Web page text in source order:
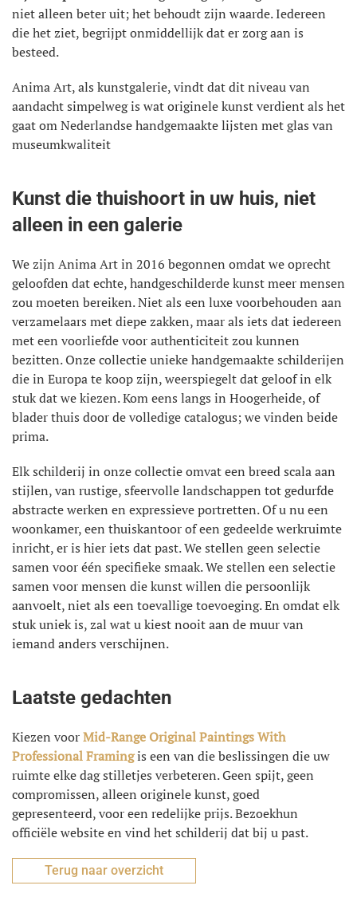
niet alleen beter uit; het behoudt zijn waarde. Iedereen
die het ziet, begrijpt onmiddellijk dat er zorg aan is
besteed.
Anima Art, als kunstgalerie, vindt dat dit niveau van
aandacht simpelweg is wat originele kunst verdient als het
gaat om Nederlandse handgemaakte lijsten met glas van
museumkwaliteit
Kunst die thuishoort in uw huis, niet
alleen in een galerie
We zijn Anima Art in 2016 begonnen omdat we oprecht
geloofden dat echte, handgeschilderde kunst meer mensen
zou moeten bereiken. Niet als een luxe voorbehouden aan
verzamelaars met diepe zakken, maar als iets dat iedereen
met een voorliefde voor authenticiteit zou kunnen
bezitten. Onze collectie unieke handgemaakte schilderijen
die in Europa te koop zijn, weerspiegelt dat geloof in elk
stuk dat we kiezen. Kom eens langs in Hoogerheide, of
blader thuis door de volledige catalogus; we vinden beide
prima.
Elk schilderij in onze collectie omvat een breed scala aan
stijlen, van rustige, sfeervolle landschappen tot gedurfde
abstracte werken en expressieve portretten. Of u nu een
woonkamer, een thuiskantoor of een gedeelde werkruimte
inricht, er is hier iets dat past. We stellen geen selectie
samen voor één specifieke smaak. We stellen een selectie
samen voor mensen die kunst willen die persoonlijk
aanvoelt, niet als een toevallige toevoeging. En omdat elk
stuk uniek is, zal wat u kiest nooit aan de muur van
iemand anders verschijnen.
Laatste gedachten
Kiezen voorMid-Range Original Paintings With
Professional Framingis een van die beslissingen die uw
ruimte elke dag stilletjes verbeteren. Geen spijt, geen
compromissen, alleen originele kunst, goed
gepresenteerd, voor een redelijke prijs. Bezoekhun
officiële website en vind het schilderij dat bij u past.
Terug naar overzicht